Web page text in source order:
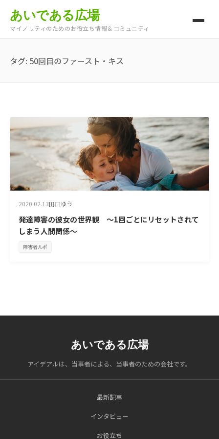
あいである広場
マイノリティのためのお役立ち情報＆コミュニティ
タグ: 50回目のファースト・キス
2020.02.13田口ゆう
発達障害の彼女の世界観 ～1回ごとにリセットされて
しまう人間関係～
障害者ルポ
あいである広場
アイデアルは、当事者による、当事者のための会社です。
最新記事
インタビュー
お役立ち